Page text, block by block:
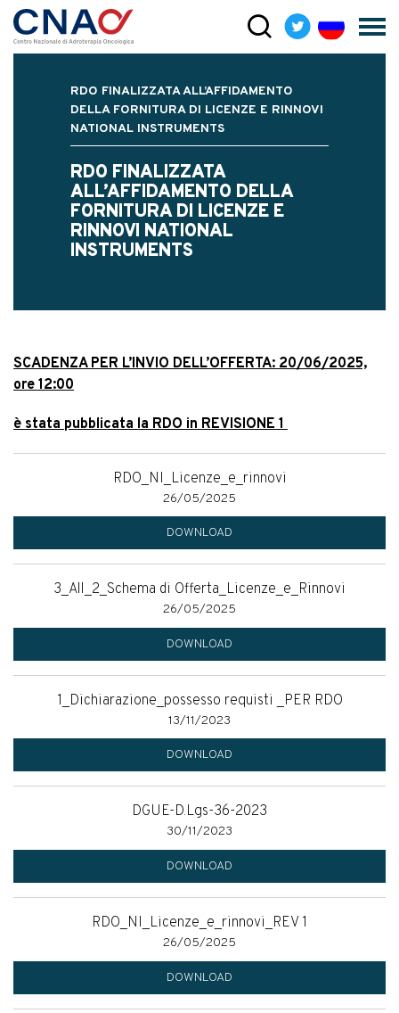
RDO FINALIZZATA ALL’AFFIDAMENTO
DELLA FORNITURA DI LICENZE E RINNOVI
NATIONAL INSTRUMENTS
RDO FINALIZZATA
ALL’AFFIDAMENTO DELLA
FORNITURA DI LICENZE E
RINNOVI NATIONAL
INSTRUMENTS
SCADENZA PER L’INVIO DELL’OFFERTA: 20/06/2025,
ore 12:00
è stata pubblicata la RDO in REVISIONE 1
RDO_NI_Licenze_e_rinnovi
26/05/2025
DOWNLOAD
3_All_2_Schema di Offerta_Licenze_e_Rinnovi
26/05/2025
DOWNLOAD
1_Dichiarazione_possesso requisti _PER RDO
13/11/2023
DOWNLOAD
DGUE-D.Lgs-36-2023
30/11/2023
DOWNLOAD
RDO_NI_Licenze_e_rinnovi_REV 1
26/05/2025
DOWNLOAD